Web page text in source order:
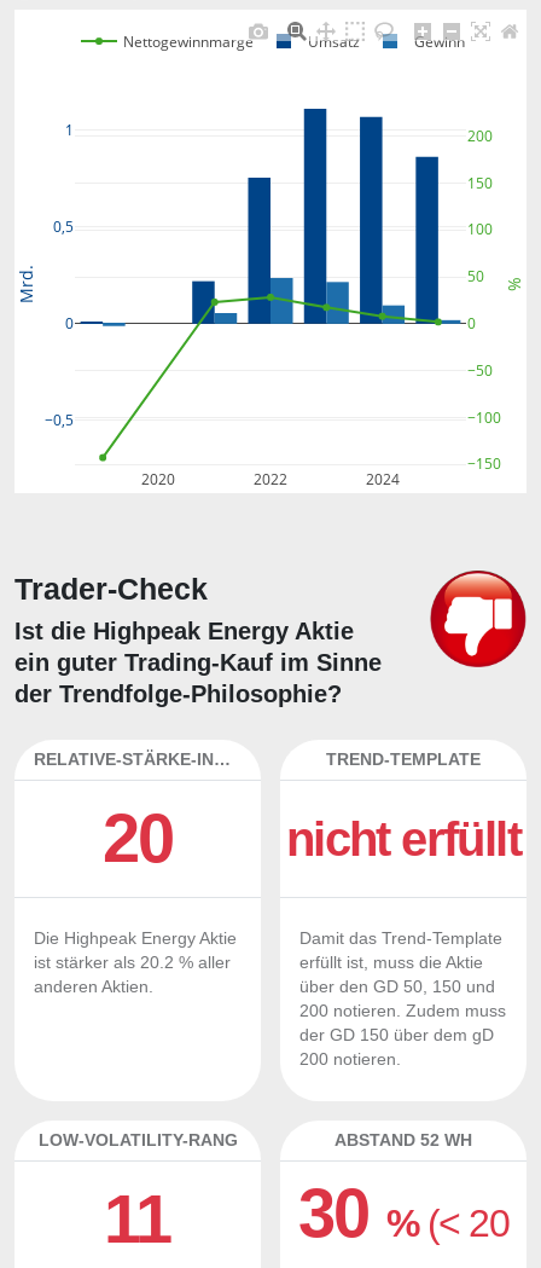
2020 2022 2024
−0,5
0
0,5
1
−150
−100
−50
0
50
100
150
200
Nettogewinnmarge Umsatz Gewinn
Mrd. %
Trader-Check
Ist die Highpeak Energy Aktie
ein guter Trading-Kauf im Sinne
der Trendfolge-Philosophie?
RELATIVE-STÄRKE-INDEX
20
Die Highpeak Energy Aktie
ist stärker als 20.2 % aller
anderen Aktien.
TREND-TEMPLATE
nicht erfüllt
Damit das Trend-Template
erfüllt ist, muss die Aktie
über den GD 50, 150 und
200 notieren. Zudem muss
der GD 150 über dem gD
200 notieren.
LOW-VOLATILITY-RANG
11
ABSTAND 52 WH
30% (< 20